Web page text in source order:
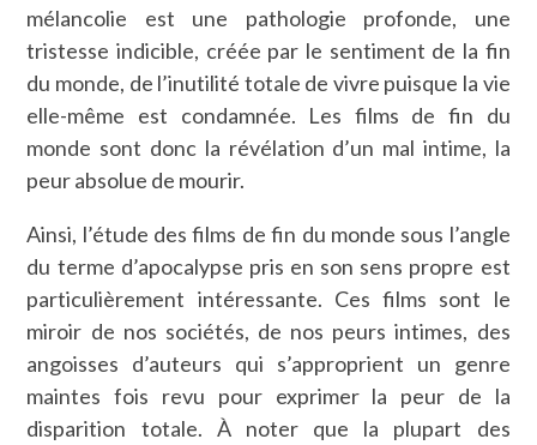
mélancolie est une pathologie profonde, une
tristesse indicible, créée par le sentiment de la fin
du monde, de l’inutilité totale de vivre puisque la vie
elle-même est condamnée. Les films de fin du
monde sont donc la révélation d’un mal intime, la
peur absolue de mourir.
Ainsi, l’étude des films de fin du monde sous l’angle
du terme d’apocalypse pris en son sens propre est
particulièrement intéressante. Ces films sont le
miroir de nos sociétés, de nos peurs intimes, des
angoisses d’auteurs qui s’approprient un genre
maintes fois revu pour exprimer la peur de la
disparition totale. À noter que la plupart des